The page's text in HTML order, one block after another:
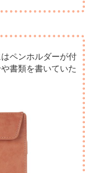
ペンホルダーが付
書類を書いていた